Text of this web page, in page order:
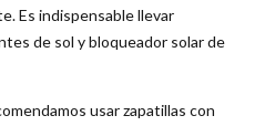
Es indispensable llevar
de sol y bloqueador solar de
usar zapatillas con